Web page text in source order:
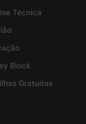
Técnica
Block
Gratuitas